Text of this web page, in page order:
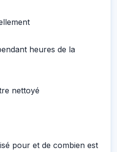
heures de la
nettoyé
pour et de combien est